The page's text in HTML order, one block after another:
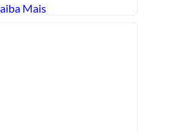
Mais